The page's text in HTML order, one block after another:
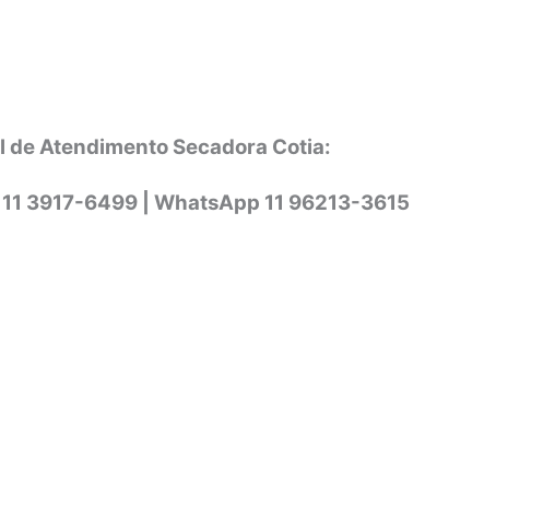
de Atendimento Secadora Cotia:
3917-6499 | WhatsApp 11 96213-3615